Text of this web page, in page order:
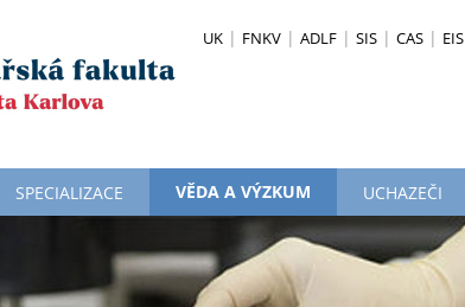
UK FNKV ADLF SIS CAS EIS
SPECIALIZACE VĚDA A VÝZKUM UCHAZEČI